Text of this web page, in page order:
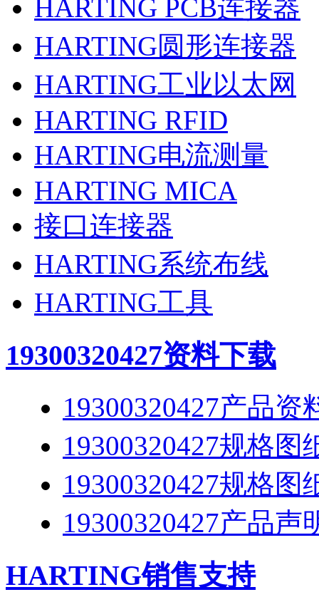
HARTING PCB连接器
HARTING圆形连接器
HARTING工业以太网
HARTING RFID
HARTING电流测量
HARTING MICA
接口连接器
HARTING系统布线
HARTING工具
19300320427资料下载
19300320427产品资
19300320427规格图
19300320427规格图
19300320427产品声
HARTING销售支持